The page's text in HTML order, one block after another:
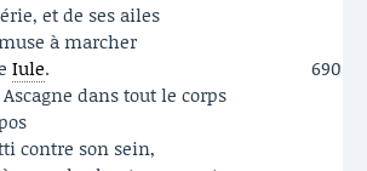
et de ses ailes
à marcher
Iule.
690
dans tout le corps
contre son sein,